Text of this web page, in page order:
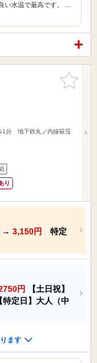
い水温で最高です。 …
お気に入
りに追加
1分 地下鉄丸ノ内線荻窪
り
→ 3,150円
特定
円
【土日祝】
【特定日】大人（中
ます